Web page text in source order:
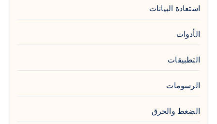
استعادة البيانات
الأدوات
التطبيقات
الرسومات
الضغط والحرق